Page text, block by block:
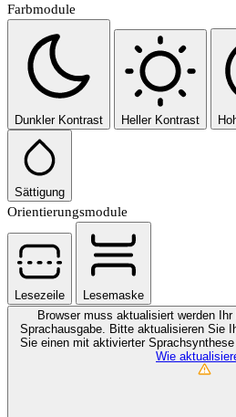
Farbmodule
Dunkler Kontrast Heller Kontrast
Sättigung
Orientierungsmodule
Lesezeile
Lesemaske
Browser muss aktualisiert werden
Sprachausgabe. Bitte aktualisieren Sie
Sie einen mit aktivierter
Wie